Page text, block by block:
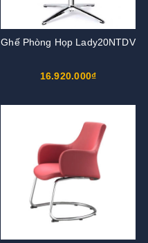
Ghế Phòng Họp Lady20NTDV
16.920.000₫